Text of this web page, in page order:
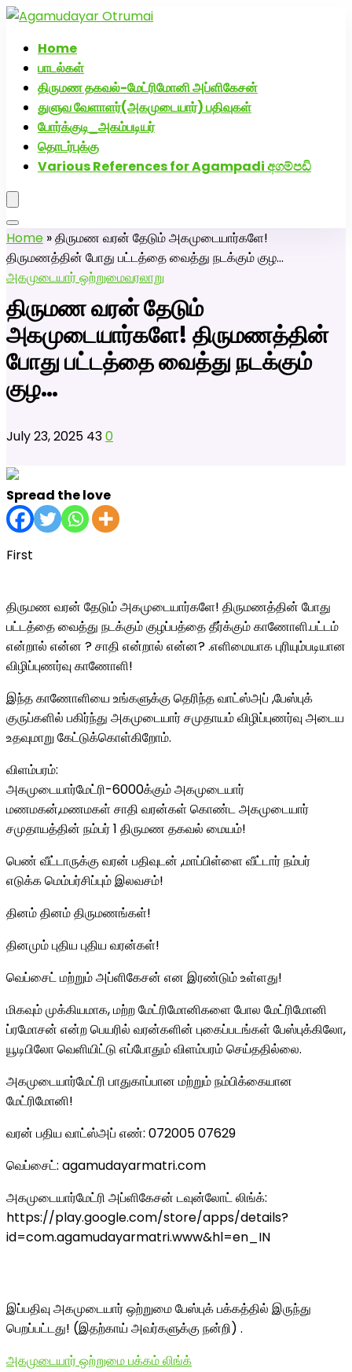
Home
பாடல்கள்
திருமண தகவல்-மேட்ரிமோனி அப்ளிகேசன்
துளுவ வேளாளர்(அகமுடையார்) பதிவுகள்
போர்க்குடி_அகம்படியர்
தொடர்புக்கு
Various References for Agampadi අගම්පඩි
Home »திருமண வரன் தேடும் அகமுடையார்களே!
திருமணத்தின் போது பட்டத்தை வைத்து நடக்கும் குழ…
அகமுடையார் ஒற்றுமைவரலாறு
திருமண வரன் தேடும்
அகமுடையார்களே! திருமணத்தின்
போது பட்டத்தை வைத்து நடக்கும்
குழ…
July 23, 2025 430
Spread the love
First
திருமண வரன் தேடும் அகமுடையார்களே! திருமணத்தின் போது
பட்டத்தை வைத்து நடக்கும் குழப்பத்தை தீர்க்கும் காணோளி.பட்டம்
என்றால் என்ன ? சாதி என்றால் என்ன? .எளிமையாக புரியும்படியான
விழிப்புணர்வு காணோளி!
இந்த காணோளியை உங்களுக்கு தெரிந்த வாட்ஸ்அப் ,பேஸ்புக்
குருப்களில் பகிர்ந்து அகமுடையார் சமுதாயம் விழிப்புணர்வு அடைய
உதவுமாறு கேட்டுக்கொள்கிறோம்.
விளம்பரம்:
அகமுடையார்மேட்ரி-6000க்கும் அகமுடையார்
மணமகன்,மணமகள் சாதி வரன்கள் கொண்ட அகமுடையார்
சமுதாயத்தின் நம்பர் 1 திருமண தகவல் மையம்!
பெண் வீட்டாருக்கு வரன் பதிவுடன் ,மாப்பிள்ளை வீட்டார் நம்பர்
எடுக்க மெம்பர்சிப்பும் இலவசம்!
தினம் தினம் திருமணங்கள்!
தினமும் புதிய புதிய வரன்கள்!
வெப்சைட் மற்றும் அப்ளிகேசன் என இரண்டும் உள்ளது!
மிகவும் முக்கியமாக, மற்ற மேட்ரிமோனிகளை போல மேட்ரிமோனி
ப்ரமோசன் என்ற பெயரில் வரன்களின் புகைப்படங்கள் பேஸ்புக்கிலோ,
யூடிபிலோ வெளியிட்டு எப்போதும் விளம்பரம் செய்ததில்லை.
அகமுடையார்மேட்ரி பாதுகாப்பான மற்றும் நம்பிக்கையான
மேட்ரிமோனி!
வரன் பதிய வாட்ஸ்அப் எண்: 072005 07629
வெப்சைட்: agamudayarmatri.com
அகமுடையார்மேட்ரி அப்ளிகேசன் டவுன்லோட் லிங்க்:
https://play.google.com/store/apps/details?
id=com.agamudayarmatri.www&hl=en_IN
இப்பதிவு அகமுடையார் ஒற்றுமை பேஸ்புக் பக்கத்தில் இருந்து
பெறப்பட்டது! (இதற்காய் அவர்களுக்கு நன்றி) .
அகமுடையார் ஒற்றுமை பக்கம் லிங்க்
அகமுடையார் திருமண வரன்களுக்கு அகமுடையார்மேட்ரி-